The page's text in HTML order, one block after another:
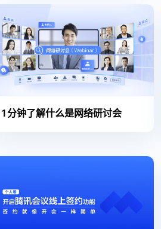
1分钟了解什么是网络研讨会